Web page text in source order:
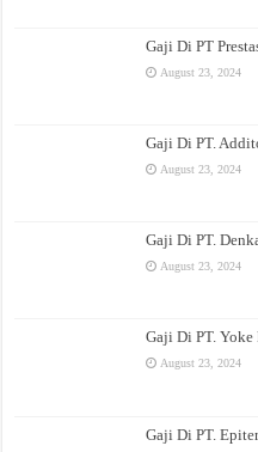
Gaji Di PT
August 23, 2024
Gaji Di PT.
August 23, 2024
Gaji Di PT.
August 23, 2024
Gaji Di PT.
August 23, 2024
Gaji Di PT.